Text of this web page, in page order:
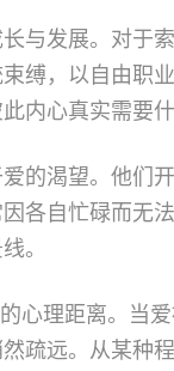
与发展。对于
缚，以自由职
内心真实需要什
的渴望。他们
各自忙碌而无
。
心理距离。当
疏远。从某种